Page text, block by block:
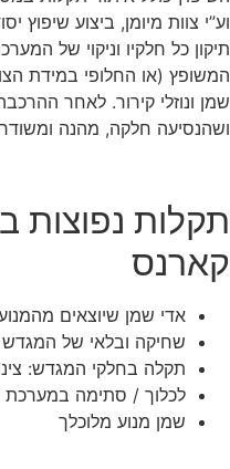
וע”י צוות מיומן, ביצוע שיפוץ
תיקון כל חלקיו וניקוי של
המשופץ (או החלופי במידת
שמן ונוזלי קירור. לאחר
ושהנסיעה חלקה, מהנה
תקלות נפוצות
קארנס
אדי שמן שיוצאים
שחיקה ובלאי של המגדש
תקלה בחלקי המגדש:
לכלוך / סתימה במערכת
שמן מנוע מלוכלך